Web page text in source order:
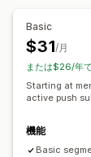
Basic
$31/月
または$26/年
Starting at
active push
機能
Basic